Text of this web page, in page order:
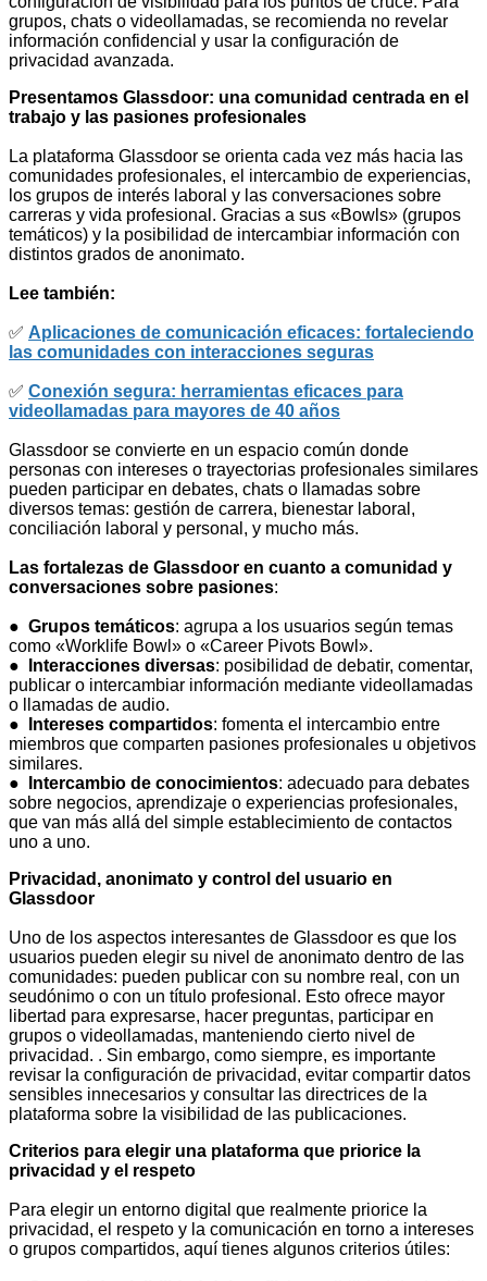
grupos, chats o videollamadas, se recomienda no revelar
información confidencial y usar la configuración de
privacidad avanzada.
Presentamos Glassdoor: una comunidad centrada en el
trabajo y las pasiones profesionales
La plataforma Glassdoor se orienta cada vez más hacia las
comunidades profesionales, el intercambio de experiencias,
los grupos de interés laboral y las conversaciones sobre
carreras y vida profesional. Gracias a sus «Bowls» (grupos
temáticos) y la posibilidad de intercambiar información con
distintos grados de anonimato.
Lee también:
✅ Aplicaciones de comunicación eficaces: fortaleciendo
las comunidades con interacciones seguras
✅ Conexión segura: herramientas eficaces para
videollamadas para mayores de 40 años
Glassdoor se convierte en un espacio común donde
personas con intereses o trayectorias profesionales similares
pueden participar en debates, chats o llamadas sobre
diversos temas: gestión de carrera, bienestar laboral,
conciliación laboral y personal, y mucho más.
Las fortalezas de Glassdoor en cuanto a comunidad y
conversaciones sobre pasiones:
● Grupos temáticos: agrupa a los usuarios según temas
como «Worklife Bowl» o «Career Pivots Bowl».
●
Interacciones diversas: posibilidad de debatir, comentar,
publicar o intercambiar información mediante videollamadas
o llamadas de audio.
●
Intereses compartidos: fomenta el intercambio entre
miembros que comparten pasiones profesionales u objetivos
similares.
●
Intercambio de conocimientos: adecuado para debates
sobre negocios, aprendizaje o experiencias profesionales,
que van más allá del simple establecimiento de contactos
uno a uno.
Privacidad, anonimato y control del usuario en
Glassdoor
Uno de los aspectos interesantes de Glassdoor es que los
usuarios pueden elegir su nivel de anonimato dentro de las
comunidades: pueden publicar con su nombre real, con un
seudónimo o con un título profesional. Esto ofrece mayor
libertad para expresarse, hacer preguntas, participar en
grupos o videollamadas, manteniendo cierto nivel de
privacidad. . Sin embargo, como siempre, es importante
revisar la configuración de privacidad, evitar compartir datos
sensibles innecesarios y consultar las directrices de la
plataforma sobre la visibilidad de las publicaciones.
Criterios para elegir una plataforma que priorice la
privacidad y el respeto
Para elegir un entorno digital que realmente priorice la
privacidad, el respeto y la comunicación en torno a intereses
o grupos compartidos, aquí tienes algunos criterios útiles: